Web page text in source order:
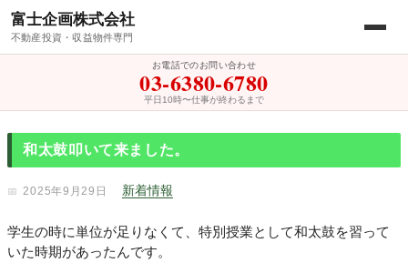
富士企画株式会社
不動産投資・収益物件専門
お電話でのお問い合わせ
03-6380-6780
平日10時〜仕事が終わるまで
和太鼓叩いて来ました。
2025年9月29日 新着情報
学生の時に単位が足りなくて、特別授業として和太鼓を習って
いた時期があったんです。